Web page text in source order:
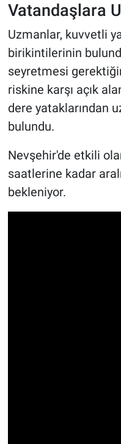
Vatandaşlara
Uzmanlar, kuvvetli
birikintilerinin
seyretmesi
riskine karşı açık
dere yataklarından
bulundu.
Nevşehir'de etkili
saatlerine kadar
bekleniyor.